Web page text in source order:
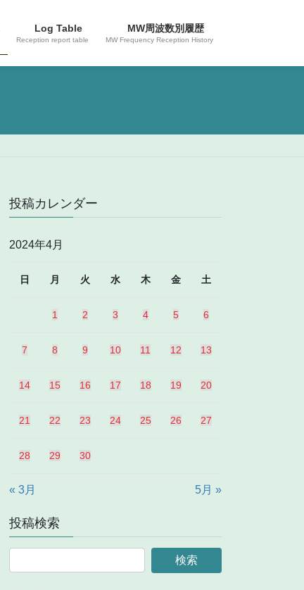
Log Table
Reception report table
MW周波数別履歴
MW Frequency Reception History
投稿カレンダー
2024年4月
日 月 火 水 木 金 土
1 2 3 4 5 6
7 8 9 10 11 12 13
14 15 16 17 18 19 20
21 22 23 24 25 26 27
28 29 30
« 3月 5月 »
投稿検索